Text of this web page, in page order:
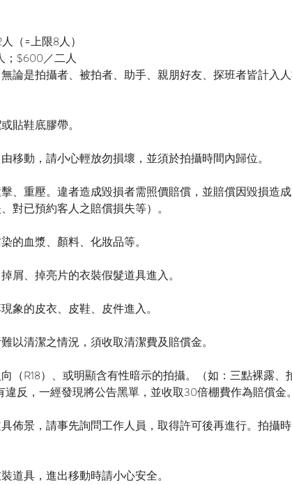
（=上限8人）
；$600／二人
論是拍攝者、被拍者、助手、親朋好友、探班者皆計入
貼鞋底膠帶。
移動，請小心輕放勿損壞，並須於拍攝時間內歸位。​
、重壓。違者造成毀損者需照價賠償，並賠償因毀損造
對已預約客人之賠償損失等）。
的血漿、顏料、化妝品等。
屑、掉亮片的衣裝假髮道具進入。
象的皮衣、皮鞋、皮件進入。
以清潔之情況，須收取清潔費及賠償金。
（R18）、或明顯含有性暗示的拍攝。（如：三點裸露
違反，一經發現將公告黑單，並收取30倍棚費作為賠償金
佈景，請事先詢問工作人員，取得許可後再進行。拍攝
道具，進出移動時請小心安全。